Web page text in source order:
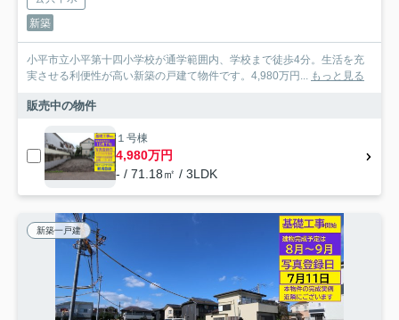
新築
小平市立小平第十四小学校が通学範囲内、学校まで徒歩4分。生活を充
実させる利便性が高い新築の戸建て物件です。4,980万円...
もっと見る
販売中の物件
１号棟
4,980万円
- / 71.18㎡ / 3LDK
新築一戸建